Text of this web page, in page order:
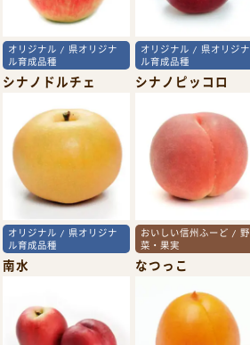
オリジナル / 県オリジナ
ル育成品種
シナノドルチェ
オリジナル / 県オリジナ
ル育成品種
シナノピッコロ
オリジナル / 県オリジナ
ル育成品種
南水
おいしい信州ふーど / 野
菜・果実
なつっこ